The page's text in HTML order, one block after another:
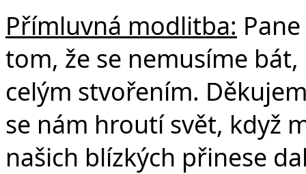
Přímluvná modlitba:
tom, že se nemusíme
celým stvořením.
se nám hroutí svět, když
našich blízkých přinese